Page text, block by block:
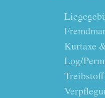
Kurtaxe
Log/